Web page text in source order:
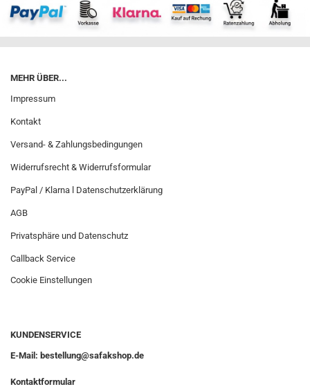
MEHR ÜBER...
Impressum
Kontakt
Versand- & Zahlungsbedingungen
Widerrufsrecht & Widerrufsformular
PayPal / Klarna l Datenschutzerklärung
AGB
Privatsphäre und Datenschutz
Callback Service
Cookie Einstellungen
KUNDENSERVICE
E-Mail: bestellung@safakshop.de
Kontaktformular